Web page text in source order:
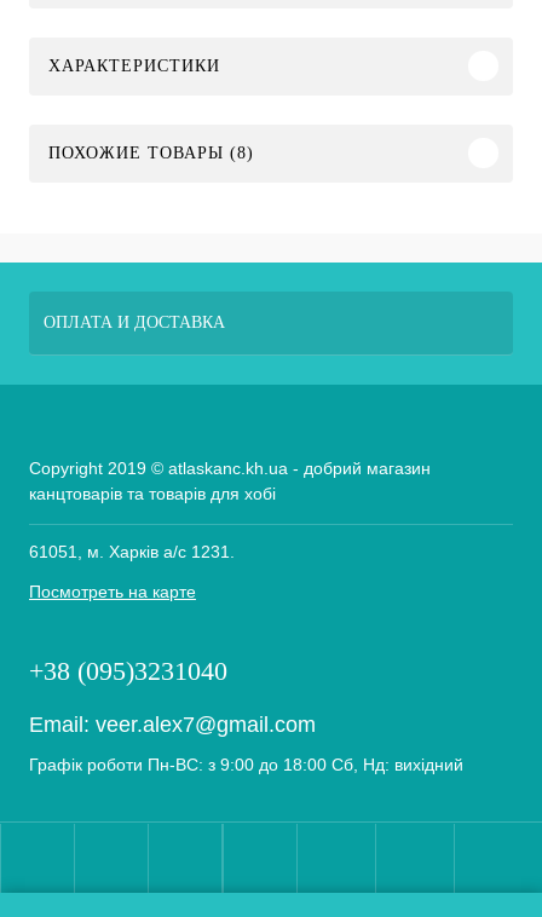
ХАРАКТЕРИСТИКИ
ПОХОЖИЕ ТОВАРЫ (8)
ОПЛАТА И ДОСТАВКА
Copyright 2019 © atlaskanc.kh.ua - добрий магазин
канцтоварів та товарів для хобі
61051, м. Харків а/с 1231.
Посмотреть на карте
+38 (095)3231040
Email: veer.alex7@gmail.com
Графік роботи Пн-ВС: з 9:00 до 18:00 Сб, Нд: вихідний